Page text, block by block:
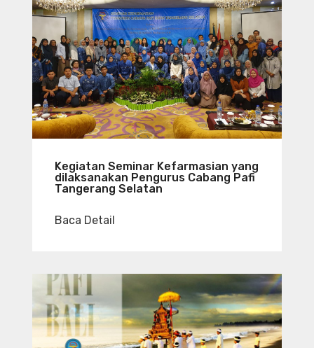
Kegiatan Seminar Kefarmasian yang
dilaksanakan Pengurus Cabang Pafi
Tangerang Selatan
Baca Detail